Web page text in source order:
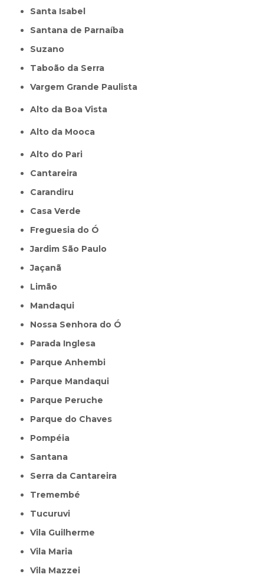
Santa Isabel
Santana de Parnaíba
Suzano
Taboão da Serra
Vargem Grande Paulista
Alto da Boa Vista
Alto da Mooca
Alto do Pari
Cantareira
Carandiru
Casa Verde
Freguesia do Ó
Jardim São Paulo
Jaçanã
Limão
Mandaqui
Nossa Senhora do Ó
Parada Inglesa
Parque Anhembi
Parque Mandaqui
Parque Peruche
Parque do Chaves
Pompéia
Santana
Serra da Cantareira
Tremembé
Tucuruvi
Vila Guilherme
Vila Maria
Vila Mazzei